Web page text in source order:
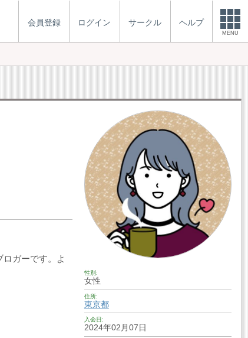
会員登録 ログイン サークル ヘルプ
MENU
性別
女性
住所
東京都
入会日
2024年02月07日
ガーです。よ